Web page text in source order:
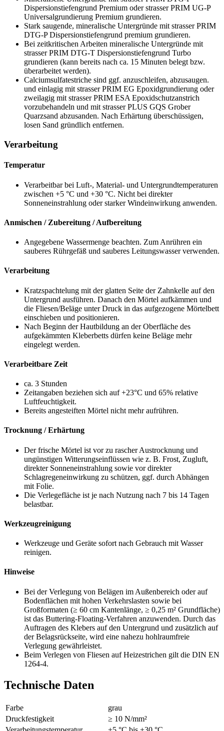
Dispersionstiefengrund Premium oder strasser PRIM UG-P
Universalgrundierung Premium grundieren.
Stark saugende, mineralische Untergründe mit strasser PRIM
DTG-P Dispersionstiefengrund premium grundieren.
Bei zeitkritischen Arbeiten mineralische Untergründe mit
strasser PRIM DTG-T Dispersionstiefengrund Turbo
grundieren (kann bereits nach ca. 15 Minuten belegt bzw.
überarbeitet werden).
Calciumsulfatestriche sind ggf. anzuschleifen, abzusaugen.
und einlagig mit strasser PRIM EG Epoxidgrundierung oder
zweilagig mit strasser PRIM ESA Epoxidschutzanstrich
vorzubehandeln und mit strasser PLUS GQS Grober
Quarzsand abzusanden. Nach Erhärtung überschüssigen,
losen Sand gründlich entfernen.
Verarbeitung
Temperatur
Verarbeitbar bei Luft-, Material- und Untergrundtemperaturen
zwischen +5 °C und +30 °C. Nicht bei direkter
Sonneneinstrahlung oder starker Windeinwirkung anwenden.
Anmischen / Zubereitung / Aufbereitung
Angegebene Wassermenge beachten. Zum Anrühren ein
sauberes Rührgefäß und sauberes Leitungswasser verwenden.
Verarbeitung
Kratzspachtelung mit der glatten Seite der Zahnkelle auf den
Untergrund ausführen. Danach den Mörtel aufkämmen und
die Fliesen/Beläge unter Druck in das aufgezogene Mörtelbett
einschieben und positionieren.
Nach Beginn der Hautbildung an der Oberfläche des
aufgekämmten Kleberbetts dürfen keine Beläge mehr
eingelegt werden.
Verarbeitbare Zeit
ca. 3 Stunden
Zeitangaben beziehen sich auf +23°C und 65% relative
Luftfeuchtigkeit.
Bereits angesteiften Mörtel nicht mehr aufrühren.
Trocknung / Erhärtung
Der frische Mörtel ist vor zu rascher Austrocknung und
ungünstigen Witterungseinflüssen wie z. B. Frost, Zugluft,
direkter Sonneneinstrahlung sowie vor direkter
Schlagregeneinwirkung zu schützen, ggf. durch Abhängen
mit Folie.
Die Verlegefläche ist je nach Nutzung nach 7 bis 14 Tagen
belastbar.
Werkzeugreinigung
Werkzeuge und Geräte sofort nach Gebrauch mit Wasser
reinigen.
Hinweise
Bei der Verlegung von Belägen im Außenbereich oder auf
Bodenflächen mit hohen Verkehrslasten sowie bei
Großformaten (≥ 60 cm Kantenlänge, ≥ 0,25 m² Grundfläche)
ist das Buttering-Floating-Verfahren anzuwenden. Durch das
Auftragen des Klebers auf den Untergrund und zusätzlich auf
der Belagsrückseite, wird eine nahezu hohlraumfreie
Verlegung gewährleistet.
Beim Verlegen von Fliesen auf Heizestrichen gilt die DIN EN
1264-4.
Technische Daten
Farbe
grau
Druckfestigkeit
≥ 10 N/mm²